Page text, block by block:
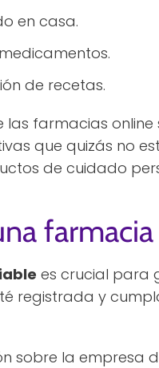
en casa.
de recetas.
farmacias
que quizás no
de cuidado
es crucial para
registrada y
sobre la empresa